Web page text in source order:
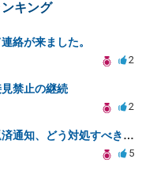
キング
絡が来ました。
2
禁止の継続
2
口座売却後に法律事務所からの返済通知、どう対処すべきか？
5